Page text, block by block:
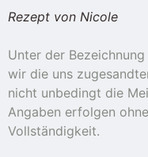
Rezept von Nicole
Unter der
wir die uns
nicht unbedingt die
Angaben erfolgen
Vollständigkeit.